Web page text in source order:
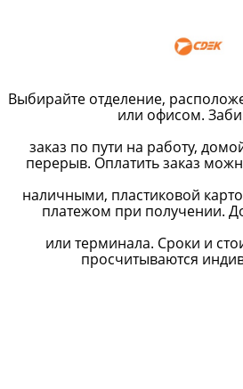
Выбирайте отделение,
или офисом.
заказ по пути на работу,
перерыв. Оплатить заказ
наличными, пластиковой
платежом при получении.
или терминала. Сроки и
просчитываются